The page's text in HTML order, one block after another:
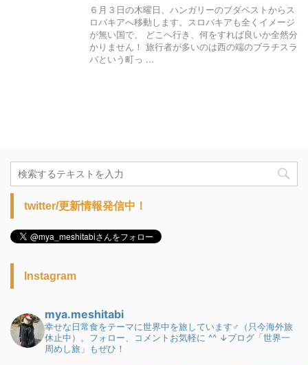
６月３日の木曜日、ハンガリーのブダペストからス
ロバキアへ移動します。スロバキアも全くイメージ
が無い国で、 どこへ行き、何をすれば良いか全然分
かりません！ 旅行者が多いのは西の端のブラチスラ
バという町っ ...
twitter/更新情報発信中！
Instagram
mya.meshitabi
幸せな日常食をテーマに世界中を旅しています♂（只今海外旅
休止中）。フォロー、コメントお気軽に ^^ ↓ブログ「世界一
周めし旅」もぜひ！